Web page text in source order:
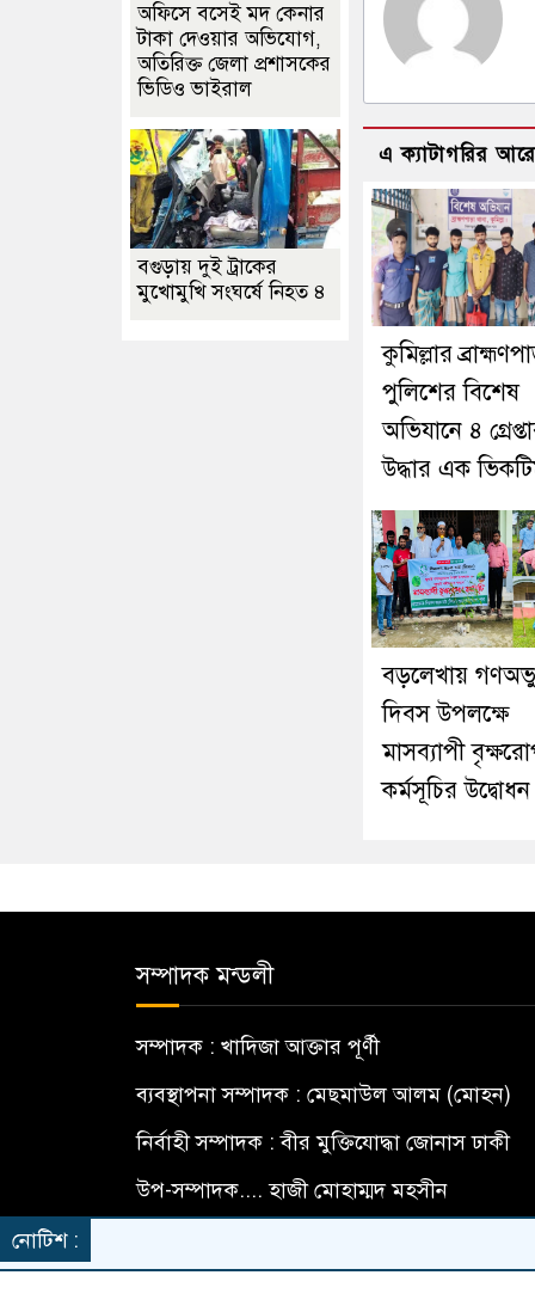
এ ক্যাটাগরির
কুমিল্লার
পুলিশের বিশেষ
অভিযানে ৪
উদ্ধার এক
বড়লেখায়
দিবস উপলক্ষে
মাসব্যাপী
কর্মসূচির উদ্বোধন
অফিসে বসেই মদ কেনার
টাকা দেওয়ার অভিযোগ,
অতিরিক্ত জেলা প্রশাসকের
ভিডিও ভাইরাল
বগুড়ায় দুই ট্রাকের
মুখোমুখি সংঘর্ষে নিহত ৪
সম্পাদক মন্ডলী
সম্পাদক : খাদিজা আক্তার পূর্ণী
ব্যবস্থাপনা সম্পাদক : মেছমাউল আলম (মোহন)
নির্বাহী সম্পাদক : বীর মুক্তিযোদ্ধা জোনাস ঢাকী
উপ-সম্পাদক.... হাজী মোহাম্মদ মহসীন
নোটিশ :